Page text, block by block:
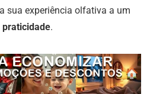
sua experiência olfativa a um
praticidade.